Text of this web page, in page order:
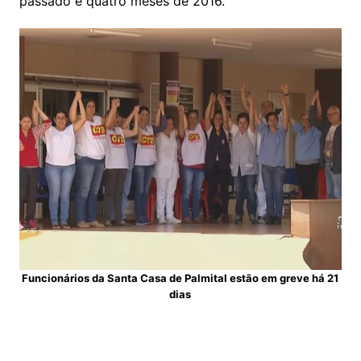
Funcionários da Santa Casa de Palmital estão em greve há 21
dias